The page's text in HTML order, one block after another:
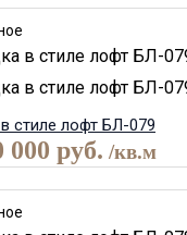
стиле лофт БЛ-079
000 руб. /кв.м